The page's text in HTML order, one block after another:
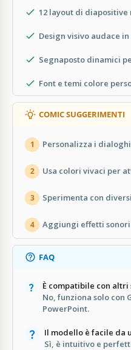
12 layout di
Design visivo audace
Segnaposto dinamici
Font e temi colore
COMIC SUGGERIMENTI
1 Personalizza i
2 Usa colori vivaci per
3 Sperimenta con
4 Aggiungi effetti
FAQ
È compatibile con altri
No, funziona solo con
PowerPoint.
Il modello è facile da
Sì, è intuitivo e